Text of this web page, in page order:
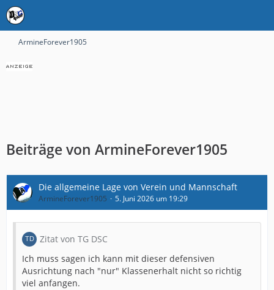
ArmineForever1905
Beiträge von ArmineForever1905
Die allgemeine Lage von Verein und Mannschaft
ArmineForever1905 5. Juni 2026 um 19:29
Zitat von TG DSC
Ich muss sagen ich kann mit dieser defensiven
Ausrichtung nach "nur" Klassenerhalt nicht so richtig
viel anfangen.